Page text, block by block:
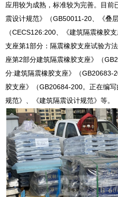
应用较为成熟，标准较为完善。目前
震设计规范》（GB50011-20、《叠
（CECS126:200、《建筑隔震橡胶
支座第1部分：隔震橡胶支座试验方
座第2部分建筑隔震橡胶支座》（
分:建筑隔震橡胶支座》（GB20683-
胶支座》（GB20684-200。正在编
规范》、《建筑隔震设计规范》等。